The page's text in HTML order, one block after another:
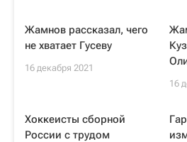
Жамнов рассказал, чего
не хватает Гусеву
16 декабря 2021
16
Хоккеисты сборной
России с трудом